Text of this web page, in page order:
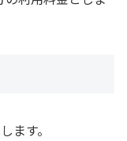
ます。